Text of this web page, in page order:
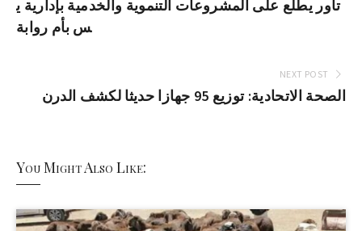
تاور يطلع على المشروعات التنموية والخدمية بإدارية ي
س بأم روابة
NEXT POST
الصحة الاتحادية: توزيع 95 جهازا حديثا لكشف الدرن
You Might Also Like: